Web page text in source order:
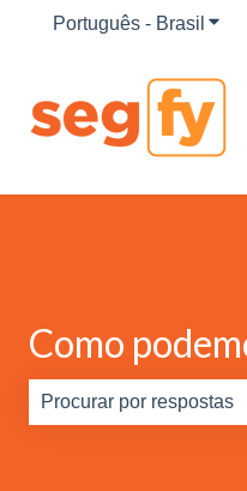
Português - Brasil
Como